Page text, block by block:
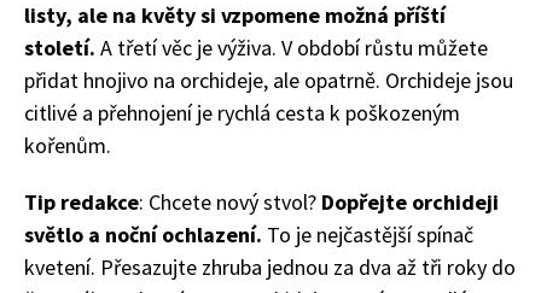
74 Kč
Objednat >
listy, ale na květy si vzpomene možná příští
století. A třetí věc je výživa. V období růstu můžete
přidat hnojivo na orchideje, ale opatrně. Orchideje jsou
citlivé a přehnojení je rychlá cesta k poškozeným
kořenům.
Tip redakce: Chcete nový stvol? Dopřejte orchideji
světlo a noční ochlazení. To je nejčastější spínač
kvetení. Přesazujte zhruba jednou za dva až tři roky do